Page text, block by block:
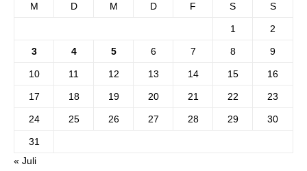
M D M D F S S
1 2
3 4 5 6 7 8 9
10 11 12 13 14 15 16
17 18 19 20 21 22 23
24 25 26 27 28 29 30
31
« Juli